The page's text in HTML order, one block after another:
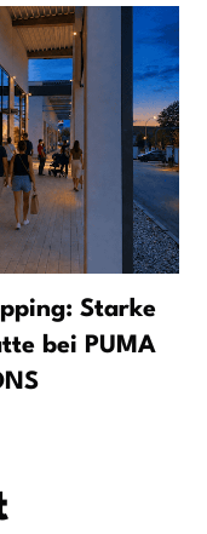
Starke
bei PUMA